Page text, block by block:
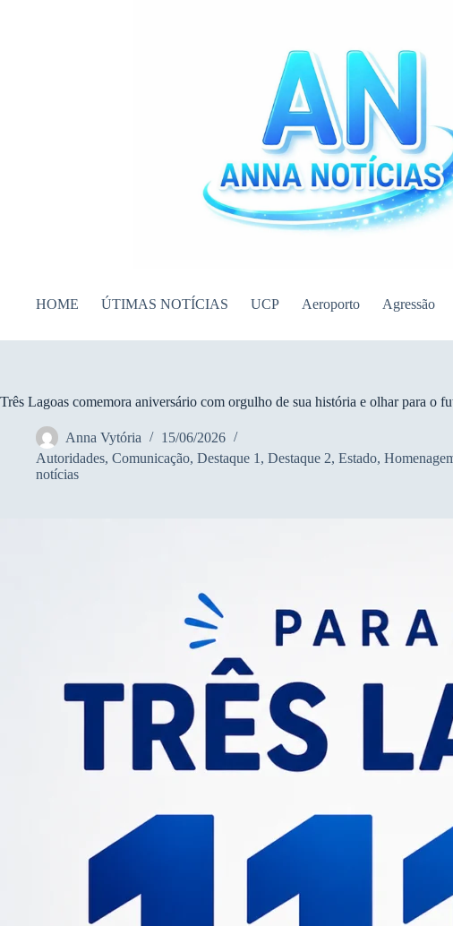
HOME ÚTIMAS NOTÍCIAS UCP Aeroporto Agressão
Três Lagoas comemora aniversário com orgulho de sua história e olhar para o
Anna Vytória
15/06/2026
Autoridades, Comunicação, Destaque 1 , Destaque 2, Estado,
notícias